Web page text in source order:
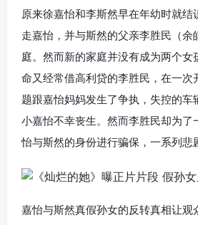
原来徐嘉怡和李斯然早在年幼时就结
走嘉怡，并与斯然的父亲李胜民（余
庭。然而新的家庭并没有成为两个女
命又经常借高利贷的李胜民，在一次
题跟嘉怡妈妈发生了争执，失控的车
小嘉怡不幸丧生。然而李胜民却为了
怡与斯然的身份进行骗保，一系列悲
嘉怡与斯然真假孙女的反转真相让观